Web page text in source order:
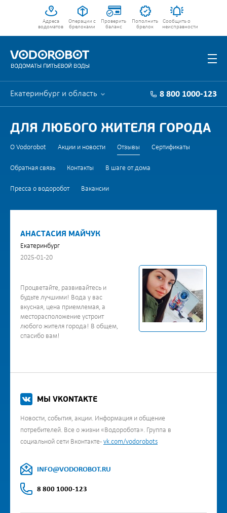
Адреса
водоматов
Операции с
брелоками
Проверить
баланс
Пополнить
брелок
Сообщить о
неисправности
Екатеринбург и область 8 800 1000-123
ДЛЯ ЛЮБОГО ЖИТЕЛЯ ГОРОДА
О Vodorobot Акции и новости Отзывы Сертификаты
Обратная связь Контакты В шаге от дома
Пресса о водоробот Вакансии
АНАСТАСИЯ МАЙЧУК
Екатеринбург
2025-01-20
Процветайте, развивайтесь и
будьте лучшими! Вода у вас
вкусная, цена приемлемая, а
месторасположение устроит
любого жителя города! В общем,
спасибо вам!
МЫ VKONTAKTE
Новости, события, акции. Информация и общение
потребителей. Все о жизни «Водоробота». Группа в
социальной сети Вконтакте - vk.com/vodorobots
INFO@VODOROBOT.RU
8 800 1000-123